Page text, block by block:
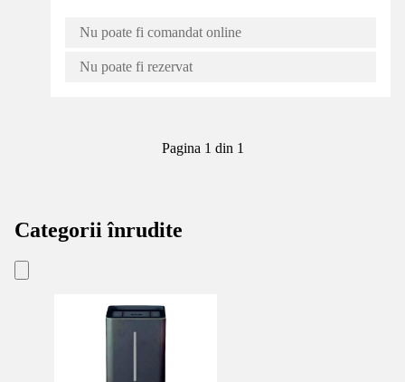
Nu poate fi comandat online
Nu poate fi rezervat
Pagina 1 din 1
Categorii înrudite